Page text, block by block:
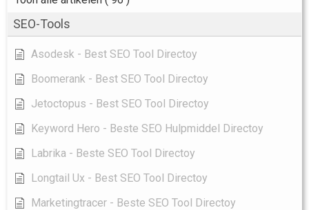
SEO-Tools
Asodesk - Best SEO Tool Directoy
Boomerank - Best SEO Tool Directoy
Jetoctopus - Best SEO Tool Directoy
Keyword Hero - Beste SEO Hulpmiddel Directoy
Labrika - Beste SEO Tool Directoy
Longtail Ux - Best SEO Tool Directoy
Marketingtracer - Beste SEO Tool Directoy